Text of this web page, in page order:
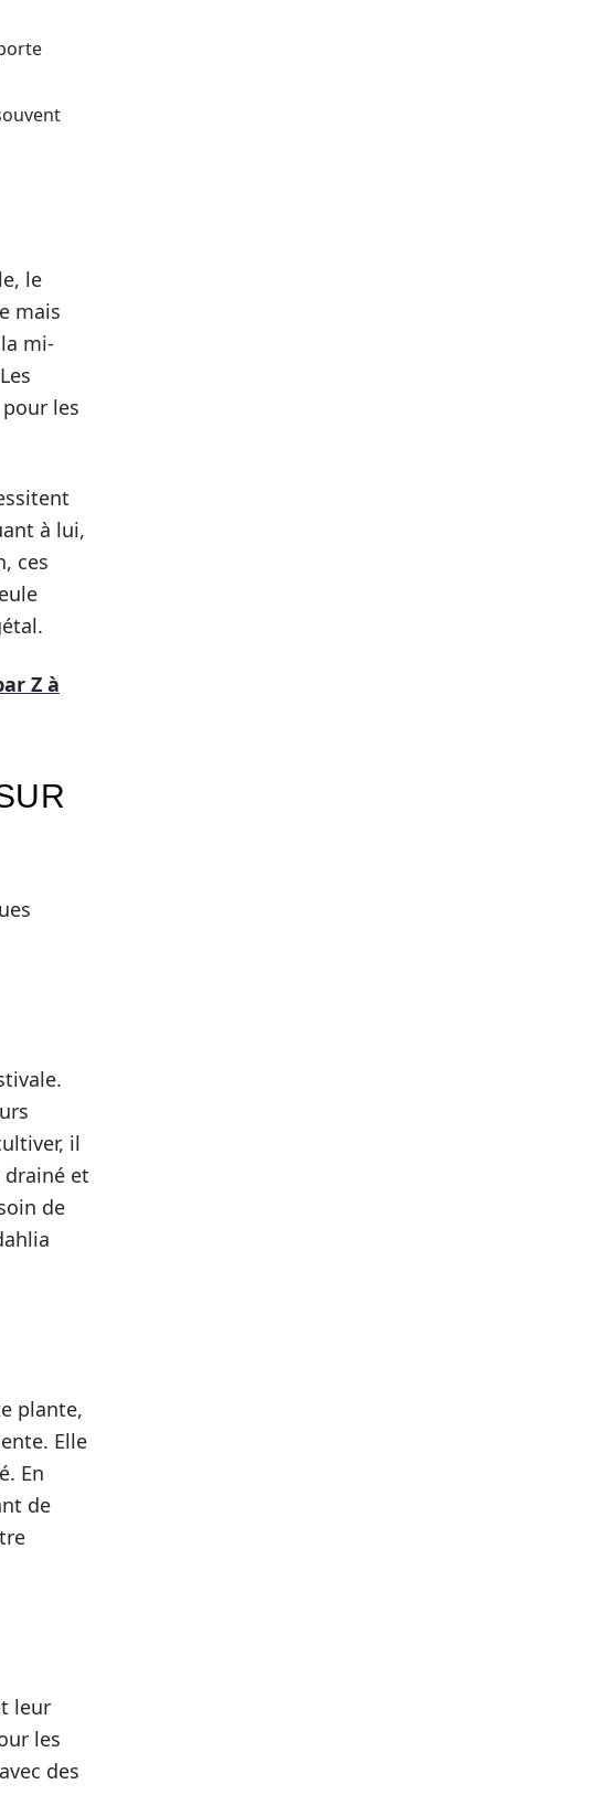
le
mais
mi-
les
à lui,
ces
Z à
il
drainé et
de
plante,
Elle
En
de
leur
les
des